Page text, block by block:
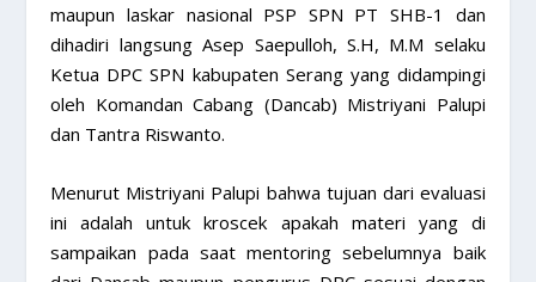
maupun laskar nasional PSP SPN PT SHB-1 dan
dihadiri langsung Asep Saepulloh, S.H, M.M selaku
Ketua DPC SPN kabupaten Serang yang didampingi
oleh Komandan Cabang (Dancab) Mistriyani Palupi
dan Tantra Riswanto.
Menurut Mistriyani Palupi bahwa tujuan dari evaluasi
ini adalah untuk kroscek apakah materi yang di
sampaikan pada saat mentoring sebelumnya baik